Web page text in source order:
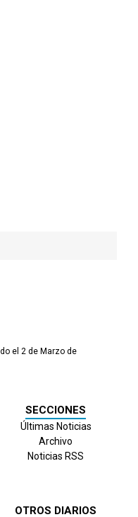
el 2 de Marzo de
SECCIONES
Últimas Noticias
Archivo
Noticias RSS
OTROS DIARIOS